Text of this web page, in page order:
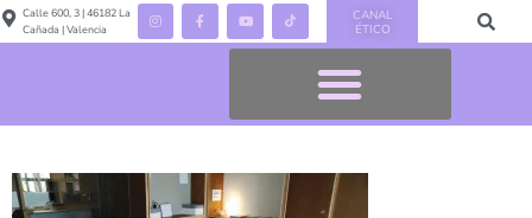
Calle 600, 3 | 46182 La
Cañada | Valencia
CANAL
ÉTICO